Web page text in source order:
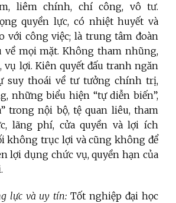
liêm chính, chí công, vô tư.
quyền lực, có nhiệt huyết và
với công việc; là trung tâm đoàn
về mọi mặt. Không tham nhũng,
vụ lợi. Kiên quyết đấu tranh ngăn
suy thoái về tư tưởng chính trị,
những biểu hiện “tự diễn biến”,
trong nội bộ, tệ quan liêu, tham
lãng phí, cửa quyền và lợi ích
không trục lợi và cũng không để
lợi dụng chức vụ, quyền hạn của
lực và uy tín:Tốt nghiệp đại học